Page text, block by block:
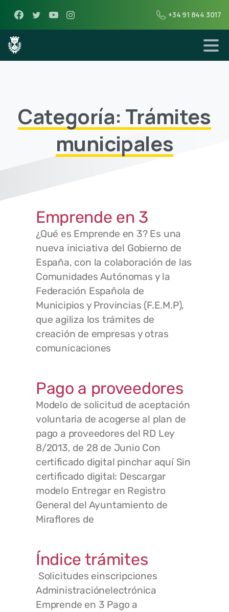
+34 91 844 3017
Categoría: Trámites
municipales
Emprende en 3
¿Qué es Emprende en 3? Es una
nueva iniciativa del Gobierno de
España, con la colaboración de las
Comunidades Autónomas y la
Federación Española de
Municipios y Provincias (F.E.M.P),
que agiliza los trámites de
creación de empresas y otras
comunicaciones
Pago a proveedores
Modelo de solicitud de aceptación
voluntaria de acogerse al plan de
pago a proveedores del RD Ley
8/2013, de 28 de Junio Con
certificado digital pinchar aquí Sin
certificado digital: Descargar
modelo Entregar en Registro
General del Ayuntamiento de
Miraflores de
Índice trámites
Solicitudes einscripciones
Administraciónelectrónica
Emprende en 3 Pago a